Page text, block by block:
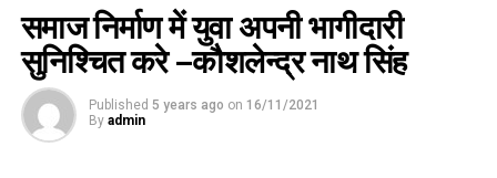
समाज निर्माण में युवा अपनी भागीदारी
सुनिश्चित करे –कौशलेन्द्र नाथ सिंह
Published 5 years ago on 16/11/2021
By admin